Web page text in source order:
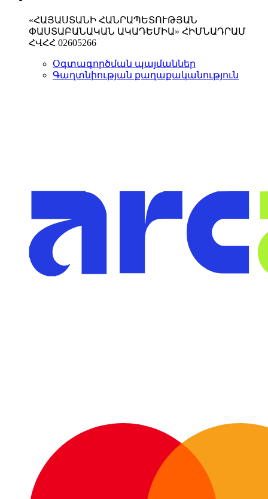
«ՀԱՅԱՍՏԱՆԻ ՀԱՆՐԱՊԵՏՈՒԹՅԱՆ
ՓԱՍՏԱԲԱՆԱԿԱՆ ԱԿԱԴԵՄԻԱ» ՀԻՄՆԱԴՐԱՄ
ՀՎՀՀ 02605266
Օգտագործման պայմաններ
Գաղտնիության քաղաքականություն